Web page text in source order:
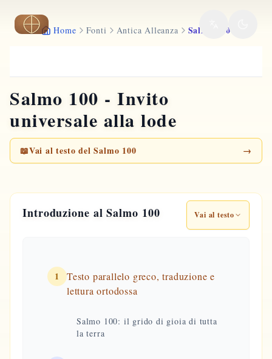
Vai al contenuto principale
Home Fonti Antica Alleanza Salmo 100
Salmo 100 - Invito
universale alla lode
📖Vai al testo del Salmo 100 →
Introduzione al Salmo 100 Vai al testo
1
Testo parallelo greco, traduzione e
lettura ortodossa
Salmo 100: il grido di gioia di tutta
la terra